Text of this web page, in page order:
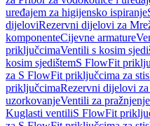
uređajem za higijensko ispiranje
dijeloviRezervni dijelovi za
komponenteCijevne armature
priključcimaVentili s kosim
kosim sjedištemS FlowFit
za S FlowFit priključcima za
priključcimaRezervni dijelovi
uzorkovanjeVentili za pražnjenje
Kuglasti ventiliS FlowFit